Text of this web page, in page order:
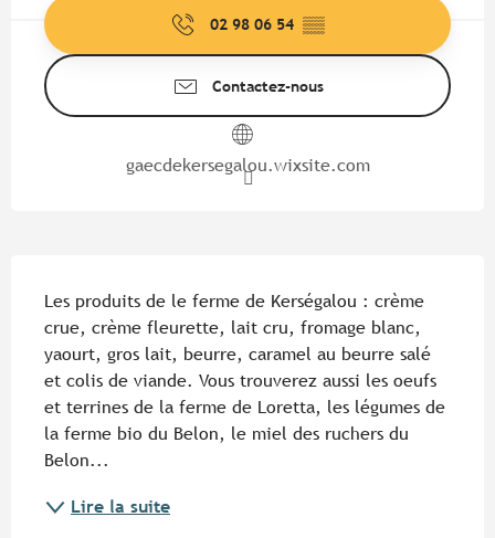
02 98 06 54 ▒▒
Contactez-nous
gaecdekersegalou.wixsite.com
Les produits de le ferme de Kerségalou : crème
crue, crème fleurette, lait cru, fromage blanc,
yaourt, gros lait, beurre, caramel au beurre salé
et colis de viande. Vous trouverez aussi les oeufs
et terrines de la ferme de Loretta, les légumes de
la ferme bio du Belon, le miel des ruchers du
Belon...
Lire la suite